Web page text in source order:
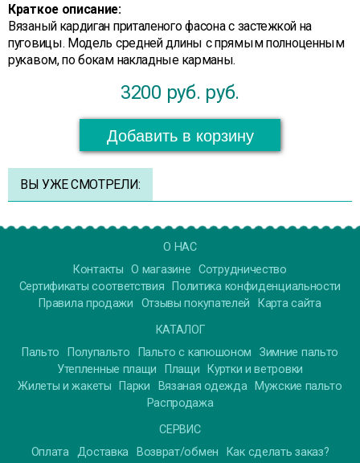
Краткое описание:
Вязаный кардиган приталеного фасона с застежкой на
пуговицы. Модель средней длины с прямым полноценным
рукавом, по бокам накладные карманы.
3200 руб. руб.
Добавить в корзину
ВЫ УЖЕ СМОТРЕЛИ:
О НАС
Контакты
О магазине Сотрудничество
Сертификаты соответствия
Политика конфиденциальности
Правила продажи
Отзывы покупателей
Карта сайта
КАТАЛОГ
Пальто
Полупальто Пальто с капюшоном
Зимние пальто
Утепленные плащи
Плащи
Куртки и ветровки
Жилеты и жакеты
Парки Вязаная одежда
Мужские пальто
Распродажа
СЕРВИС
Оплата Доставка Возврат/обмен
Как сделать заказ?